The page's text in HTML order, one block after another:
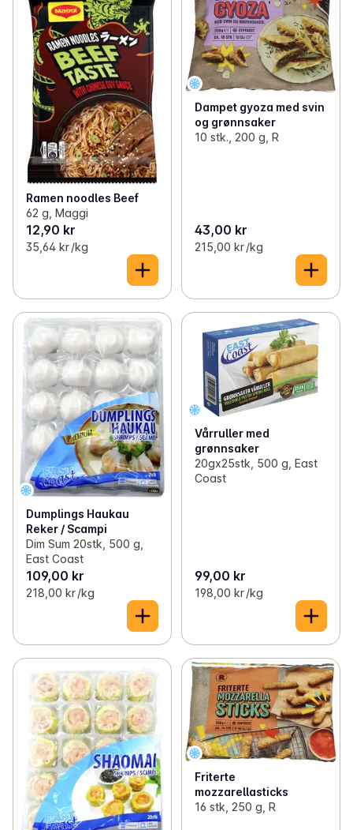
Ramen noodles Beef
62 g, Maggi
12,90 kr
35,64 kr /kg
Dampet gyoza med svin
og grønnsaker
10 stk., 200 g, R
43,00 kr
215,00 kr /kg
Dumplings Haukau
Reker / Scampi
Dim Sum 20stk, 500 g,
East Coast
109,00 kr
218,00 kr /kg
Vårruller med
grønnsaker
20gx25stk, 500 g, East
Coast
99,00 kr
198,00 kr /kg
Friterte
mozzarellasticks
16 stk, 250 g, R